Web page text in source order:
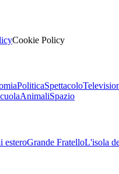
Cookie Policy
PoliticaSpettacolo
AnimaliSpazio
esteroGrande FratelloL'isola